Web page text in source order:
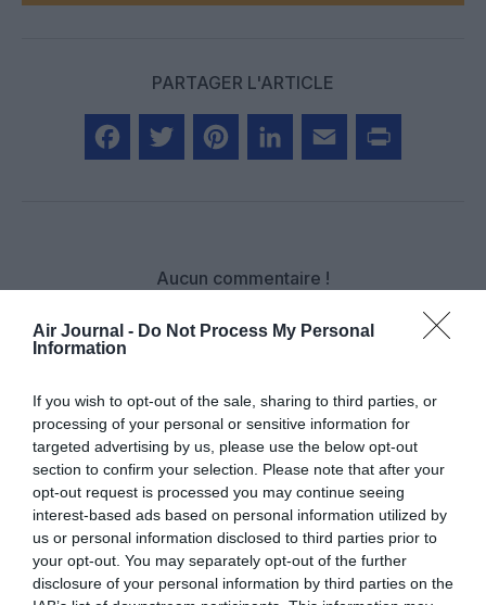
Air Journal - Do Not Process My Personal
Information
If you wish to opt-out of the sale, sharing to third parties, or
processing of your personal or sensitive information for
targeted advertising by us, please use the below opt-out
section to confirm your selection. Please note that after your
opt-out request is processed you may continue seeing
interest-based ads based on personal information utilized by
us or personal information disclosed to third parties prior to
your opt-out. You may separately opt-out of the further
disclosure of your personal information by third parties on the
PARTAGER L'ARTICLE
Aucun commentaire !
LAISSER UN COMMENTAIRE
FAIRE UN DON
Appel aux lecteurs !
Soutenez Air Journal participezà son
développement !